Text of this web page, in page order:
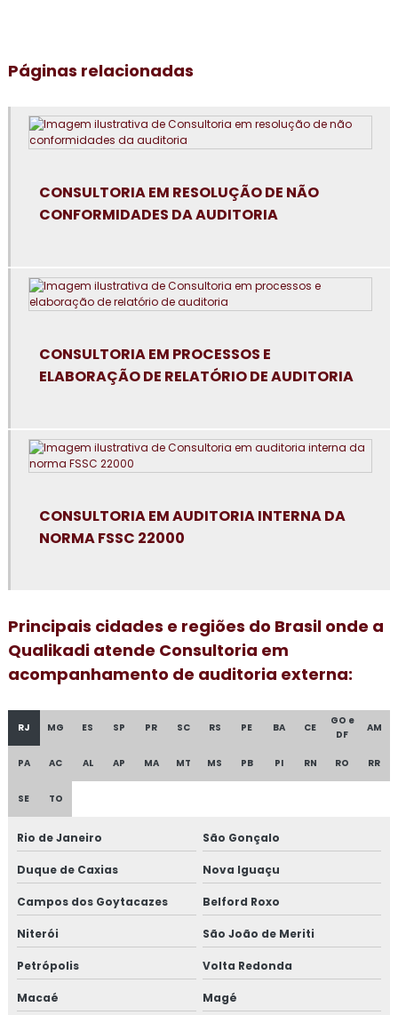
Consultoria em análise e diagnóstico de cultura
Consultoria em atualização do manual de bpf
Consultoria em auditoria interna da norma FSSC 22000
Consultoria em boas práticas de fabricação
Consultoria para certificação GMP+2020
Consultoria em cultura da segurança de alimentos e
qualidade
Consultoria em dashboard aplicado à indústria
Consultoria em diagnóstico esg
Consultoria para empresa alimentícia
Consultoria em food fraud e food defense
Consultoria em formação de auditor interno
Consultoria em formação de equipe esa
Consultoria em FSSC 22000
Consultoria em gestão de fornecedores
Consultoria em global market
Consultoria em GMP+
Páginas relacionadas
CONSULTORIA EM RESOLUÇÃO DE NÃO
CONFORMIDADES DA AUDITORIA
CONSULTORIA EM PROCESSOS E
ELABORAÇÃO DE RELATÓRIO DE AUDITORIA
CONSULTORIA EM AUDITORIA INTERNA DA
NORMA FSSC 22000
Principais cidades e regiões do Brasil onde a
Qualikadi atende Consultoria em
acompanhamento de auditoria externa:
RJ MG ES SP PR SC RS PE BA CE
GO e
DF
AM
PA AC AL AP MA MT MS PB PI RN RO RR
SE TO
Rio de Janeiro São Gonçalo
Duque de Caxias Nova Iguaçu
Campos dos Goytacazes Belford Roxo
Niterói São João de Meriti
Petrópolis Volta Redonda
Macaé Magé